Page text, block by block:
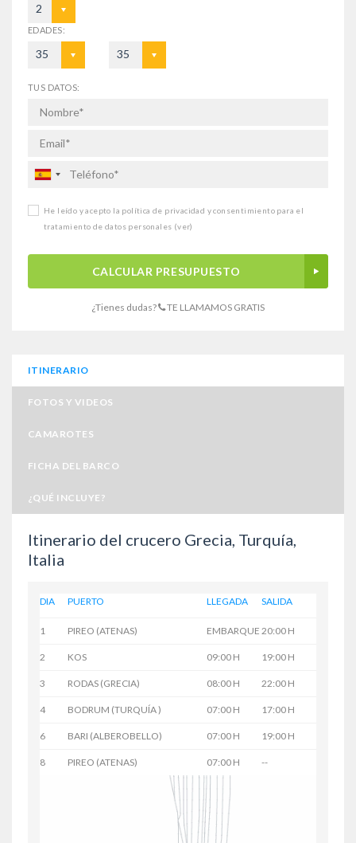
2
EDADES:
35 35
TUS DATOS:
He leído y acepto la política de privacidad y consentimiento para el
tratamiento de datos personales (ver)
CALCULAR PRESUPUESTO
¿Tienes dudas? TE LLAMAMOS GRATIS
ITINERARIO
FOTOS Y VIDEOS
CAMAROTES
FICHA DEL BARCO
¿QUÉ INCLUYE?
Itinerario del crucero Grecia, Turquía,
Italia
DIA PUERTO LLEGADA SALIDA
1 PIREO (ATENAS) EMBARQUE 20:00 H
2 KOS 09:00 H 19:00 H
3 RODAS (GRECIA) 08:00 H 22:00 H
4 BODRUM (TURQUÍA ) 07:00 H 17:00 H
6 BARI (ALBEROBELLO) 07:00 H 19:00 H
8 PIREO (ATENAS) 07:00 H --